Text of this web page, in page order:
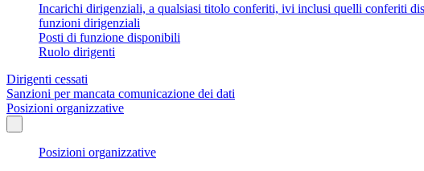
Incarichi dirigenziali, a qualsiasi titolo conferiti, ivi inclusi quelli conferiti
funzioni dirigenziali
Posti di funzione disponibili
Ruolo dirigenti
Dirigenti cessati
Sanzioni per mancata comunicazione dei dati
Posizioni organizzative
Posizioni organizzative